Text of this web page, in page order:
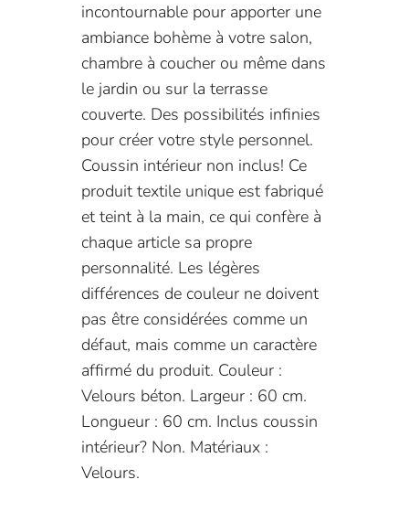
incontournable pour apporter une
ambiance bohème à votre salon,
chambre à coucher ou même dans
le jardin ou sur la terrasse
couverte. Des possibilités infinies
pour créer votre style personnel.
Coussin intérieur non inclus! Ce
produit textile unique est fabriqué
et teint à la main, ce qui confère à
chaque article sa propre
personnalité. Les légères
différences de couleur ne doivent
pas être considérées comme un
défaut, mais comme un caractère
affirmé du produit. Couleur :
Velours béton. Largeur : 60 cm.
Longueur : 60 cm. Inclus coussin
intérieur? Non. Matériaux :
Velours.